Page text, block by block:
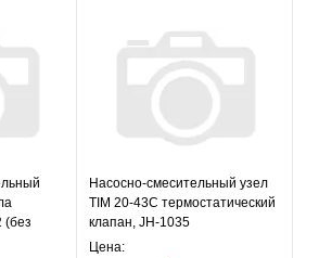
(без
Насосно-смесительный узел
TIM 20-43С термостатический
клапан, JH-1035
Цена: